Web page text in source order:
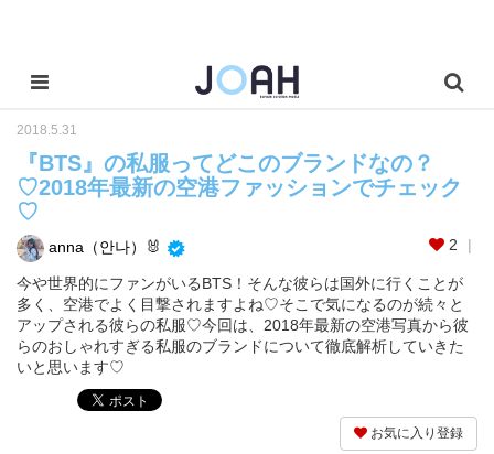
2018.5.31
『BTS』の私服ってどこのブランドなの？
♡2018年最新の空港ファッションでチェック
♡
anna（안나）🐰 2
今や世界的にファンがいるBTS！そんな彼らは国外に行くことが
多く、空港でよく目撃されますよね♡そこで気になるのが続々と
アップされる彼らの私服♡今回は、2018年最新の空港写真から彼
らのおしゃれすぎる私服のブランドについて徹底解析していきた
いと思います♡
お気に入り登録